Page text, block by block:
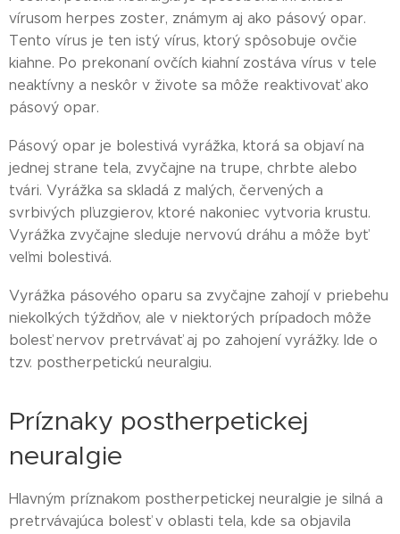
vírusom herpes zoster, známym aj ako pásový opar.
Tento vírus je ten istý vírus, ktorý spôsobuje ovčie
kiahne. Po prekonaní ovčích kiahní zostáva vírus v tele
neaktívny a neskôr v živote sa môže reaktivovať ako
pásový opar.
Pásový opar je bolestivá vyrážka, ktorá sa objaví na
jednej strane tela, zvyčajne na trupe, chrbte alebo
tvári. Vyrážka sa skladá z malých, červených a
svrbivých pľuzgierov, ktoré nakoniec vytvoria krustu.
Vyrážka zvyčajne sleduje nervovú dráhu a môže byť
veľmi bolestivá.
Vyrážka pásového oparu sa zvyčajne zahojí v priebehu
niekoľkých týždňov, ale v niektorých prípadoch môže
bolesť nervov pretrvávať aj po zahojení vyrážky. Ide o
tzv. postherpetickú neuralgiu.
Príznaky postherpetickej
neuralgie
Hlavným príznakom postherpetickej neuralgie je silná a
pretrvávajúca bolesť v oblasti tela, kde sa objavila